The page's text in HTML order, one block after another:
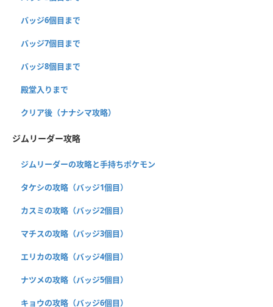
バッジ6個目まで
バッジ7個目まで
バッジ8個目まで
殿堂入りまで
クリア後（ナナシマ攻略）
ジムリーダー攻略
ジムリーダーの攻略と手持ちポケモン
タケシの攻略（バッジ1個目）
カスミの攻略（バッジ2個目）
マチスの攻略（バッジ3個目）
エリカの攻略（バッジ4個目）
ナツメの攻略（バッジ5個目）
キョウの攻略（バッジ6個目）